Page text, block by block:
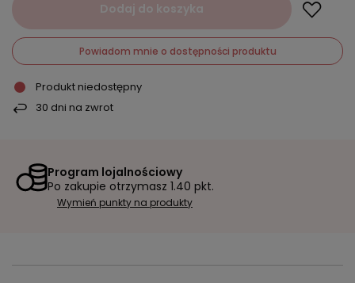
Dodaj do koszyka
Powiadom mnie o dostępności produktu
Produkt niedostępny
30 dni na zwrot
Program lojalnościowy
Po zakupie otrzymasz 1.40 pkt.
Wymień punkty na produkty